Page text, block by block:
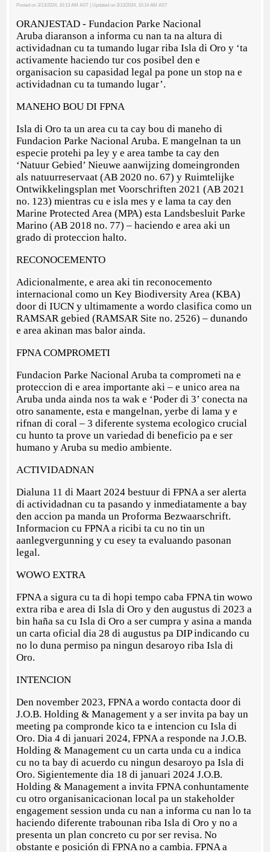
Posted on 3/13/2024, 10:13 AM AST | Updated on 3/13/2024, 10:14 AM AST
ORANJESTAD - Fundacion Parke Nacional
Aruba diaranson a informa cu nan ta na altura di
actividadnan cu ta tumando lugar riba Isla di Oro y ‘ta
activamente haciendo tur cos posibel den e
organisacion su capasidad legal pa pone un stop na e
actividadnan cu ta tumando lugar’.
MANEHO BOU DI FPNA
Isla di Oro ta un area cu ta cay bou di maneho di
Fundacion Parke Nacional Aruba. E mangelnan ta un
especie protehi pa ley y e area tambe ta cay den
‘Natuur Gebied’ Nieuwe aanwijzing domeingronden
als natuurreservaat (AB 2020 no. 67) y Ruimtelijke
Ontwikkelingsplan met Voorschriften 2021 (AB 2021
no. 123) mientras cu e isla mes y e lama ta cay den
Marine Protected Area (MPA) esta Landsbesluit Parke
Marino (AB 2018 no. 77) – haciendo e area aki un
grado di proteccion halto.
RECONOCEMENTO
Adicionalmente, e area aki tin reconocemento
internacional como un Key Biodiversity Area (KBA)
door di IUCN y ultimamente a wordo clasifica como un
RAMSAR gebied (RAMSAR Site no. 2526) – dunando
e area akinan mas balor ainda.
FPNA COMPROMETI
Fundacion Parke Nacional Aruba ta comprometi na e
proteccion di e area importante aki – e unico area na
Aruba unda ainda nos ta wak e ‘Poder di 3’ conecta na
otro sanamente, esta e mangelnan, yerbe di lama y e
rifnan di coral – 3 diferente systema ecologico crucial
cu hunto ta prove un variedad di beneficio pa e ser
humano y Aruba su medio ambiente.
ACTIVIDADNAN
Dialuna 11 di Maart 2024 bestuur di FPNA a ser alerta
di actividadnan cu ta pasando y inmediatamente a bay
den accion pa manda un Proforma Bezwaarschrift.
Informacion cu FPNA a ricibi ta cu no tin un
aanlegvergunning y cu esey ta evaluando pasonan
legal.
WOWO EXTRA
FPNA a sigura cu ta di hopi tempo caba FPNA tin wowo
extra riba e area di Isla di Oro y den augustus di 2023 a
bin haña sa cu Isla di Oro a ser cumpra y asina a manda
un carta oficial dia 28 di augustus pa DIP indicando cu
no lo duna permiso pa ningun desaroyo riba Isla di
Oro.
INTENCION
Den november 2023, FPNA a wordo contacta door di
J.O.B. Holding & Management y a ser invita pa bay un
meeting pa compronde kico ta e intencion cu Isla di
Oro. Dia 4 di januari 2024, FPNA a responde na J.O.B.
Holding & Management cu un carta unda cu a indica
cu no ta bay di acuerdo cu ningun desaroyo pa Isla di
Oro. Sigientemente dia 18 di januari 2024 J.O.B.
Holding & Management a invita FPNA conhuntamente
cu otro organisanicacionan local pa un stakeholder
engagement session unda cu nan a informa cu nan lo ta
haciendo diferente trabounan riba Isla di Oro y no a
presenta un plan concreto cu por ser revisa. No
obstante e posición di FPNA no a cambia. FPNA a